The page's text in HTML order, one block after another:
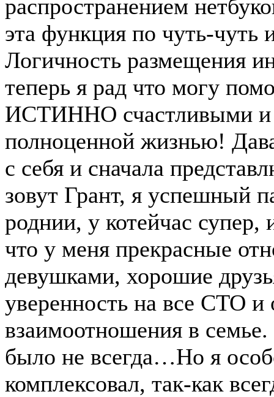
распространением
эта функция по чуть-чуть
Логичность размещения
теперь я рад что могу
ИСТИННО счастливыми и
полноценной жизнью!
с себя и сначала
зовут Грант, я успешный
роднии, у котейчас супер,
что у меня прекрасные
девушками, хорошие
уверенность на все СТО и
взаимоотношения в
было не всегда…Но я
комплексовал, так-как